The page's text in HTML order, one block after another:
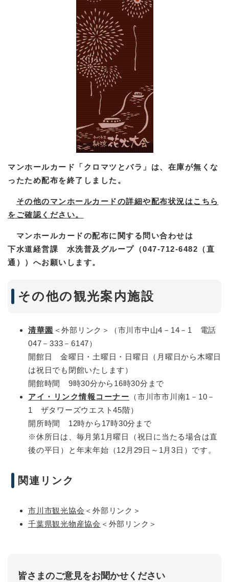
マンホールカード「クロマツとバラ」は、在庫が無くな
ったため配布を終了しました。
その他のマンホールカードの詳細や配布状況はこちら
をご確認ください。
マンホールカードの配布に関する問い合わせは
下水道経営課 水洗普及グループ（047-712-6482（直
通））へお願いします。
その他の観光案内施設
清華園 ＜外部リンク＞
（市川市中山4－14－1 電話
047－333－6147）
開館日 金曜日・土曜日・日曜日（月曜日から木曜日
は祝日でも閉館いたします）
開館時間 9時30分から16時30分まで
アイ・リンク情報コーナー （市川市市川南1－10－
1 ザタワーズウエスト45階）
開所時間 12時から17時30分まで
※休所日は、毎月第1月曜日（祝日に当たる場合は直
後の平日）と年末年始（12月29日～1月3日）です。
関連リンク
市川市観光協会 ＜外部リンク＞
千葉県観光物産協会 ＜外部リンク＞
皆さまのご意見をお聞かせください